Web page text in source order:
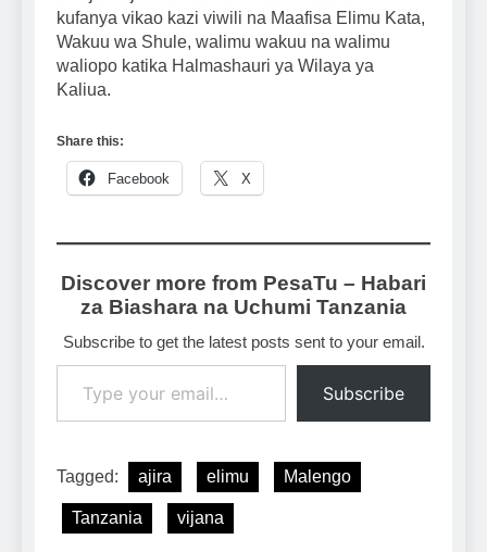
kufanya vikao kazi viwili na Maafisa Elimu Kata,
Wakuu wa Shule, walimu wakuu na walimu
waliopo katika Halmashauri ya Wilaya ya
Kaliua.
Share this:
Facebook X
Discover more from PesaTu – Habari
za Biashara na Uchumi Tanzania
Subscribe to get the latest posts sent to your email.
Type your email…
Subscribe
Tagged: ajira elimu Malengo
Tanzania vijana